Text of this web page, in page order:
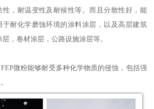
性，耐温变性及耐候性等。而且分散性好，能
于耐化学磨蚀环境的涂料涂层，以及高层建筑
，卷材涂层，公路设施涂层等。
微粉能够耐受多种化学物质的侵蚀，包括强